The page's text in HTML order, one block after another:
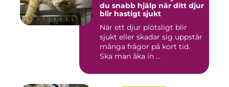
du snabb hjälp när ditt djur
blir hastigt sjukt
När ett djur plötsligt blir
sjukt eller skadar sig uppstår
många frågor på kort tid.
Ska man åka in ...